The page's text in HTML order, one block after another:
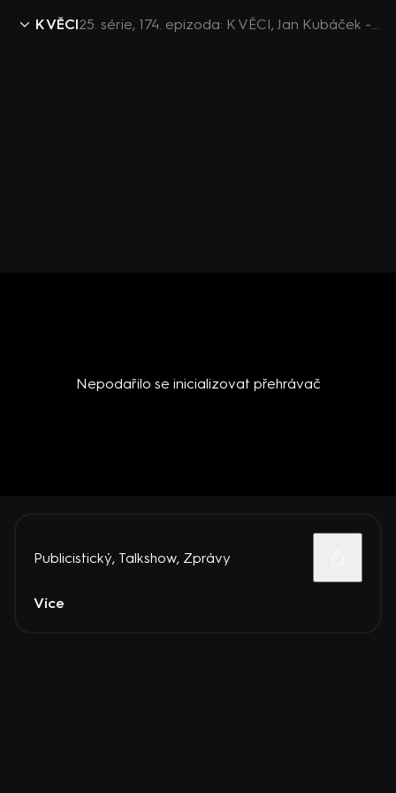
K VĚCI 25. série, 174. epizoda: K VĚCI, Jan Kubáček - 23.6. v 12:30
Nepodařilo se inicializovat přehrávač
Publicistický, Talkshow, Zprávy
Více